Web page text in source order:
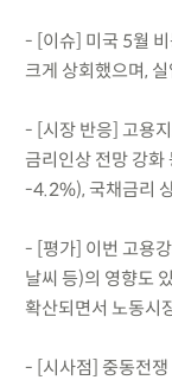
- [이슈] 미국 5월
크게 상회했으며,
- [시장 반응] 고용
금리인상 전망 강
-4.2%), 국채금리
- [평가] 이번 고용
날씨 등)의 영향도
확산되면서 노동시
- [시사점] 중동전쟁